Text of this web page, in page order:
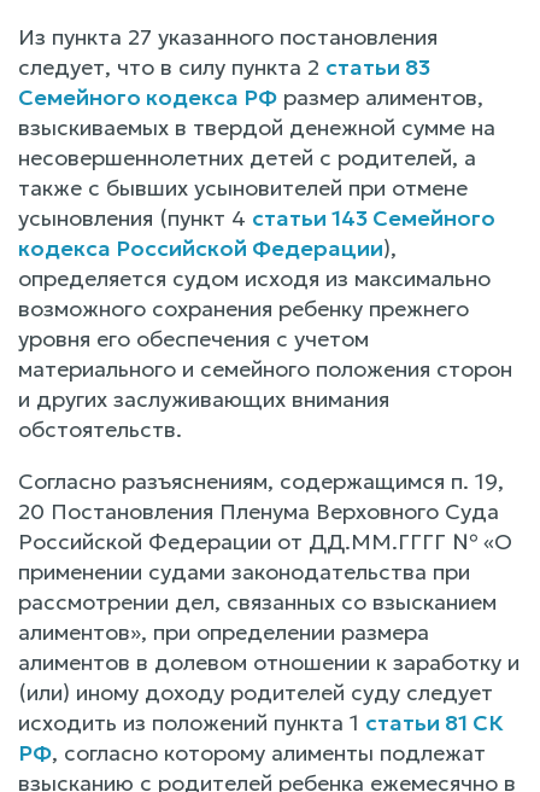
Из пункта 27 указанного постановления
следует, что в силу пункта 2 статьи 83
Семейного кодекса РФ размер алиментов,
взыскиваемых в твердой денежной сумме на
несовершеннолетних детей с родителей, а
также с бывших усыновителей при отмене
усыновления (пункт 4 статьи 143 Семейного
кодекса Российской Федерации),
определяется судом исходя из максимально
возможного сохранения ребенку прежнего
уровня его обеспечения с учетом
материального и семейного положения сторон
и других заслуживающих внимания
обстоятельств.
Согласно разъяснениям, содержащимся п. 19,
20 Постановления Пленума Верховного Суда
Российской Федерации от ДД.ММ.ГГГГ № «О
применении судами законодательства при
рассмотрении дел, связанных со взысканием
алиментов», при определении размера
алиментов в долевом отношении к заработку и
(или) иному доходу родителей суду следует
исходить из положений пункта 1 статьи 81 СК
РФ, согласно которому алименты подлежат
взысканию с родителей ребенка ежемесячно в